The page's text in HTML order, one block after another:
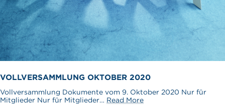
VOLLVERSAMMLUNG OKTOBER 2020
Vollversammlung Dokumente vom 9. Oktober 2020 Nur für
Mitglieder Nur für Mitglieder… Read More